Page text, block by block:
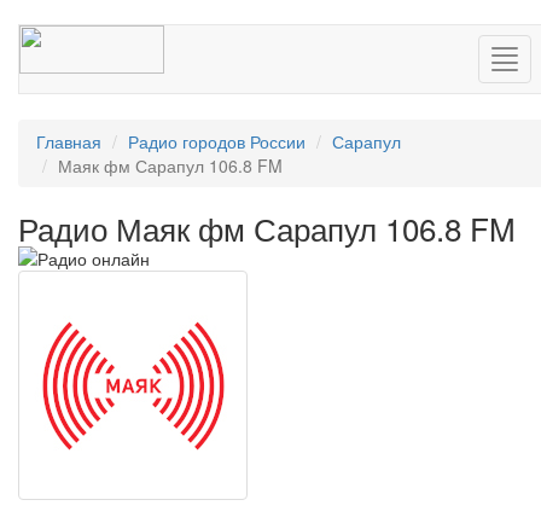
Главная Радио городов России
Сарапул
Маяк фм Сарапул 106.8 FM
Радио Маяк фм Сарапул 106.8 FM